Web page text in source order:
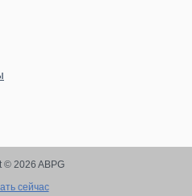
© 2026 ABPG
сейчас